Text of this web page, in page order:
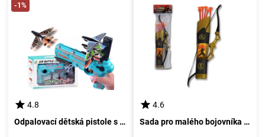
-1%
4.8
Odpalovací dětská pistole s letadly - Modrá
4.6
Sada pro malého bojovníka s lukem a šípy Ninji